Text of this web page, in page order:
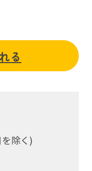
る
除く)